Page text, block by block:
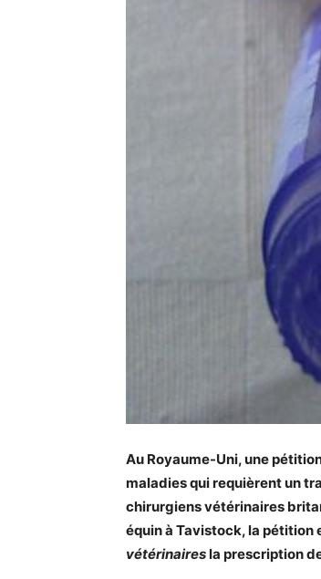
Au Royaume-Uni, une
maladies qui requièrent un
chirurgiens vétérinaires
équin à Tavistock, la pétition
vétérinairesla prescription